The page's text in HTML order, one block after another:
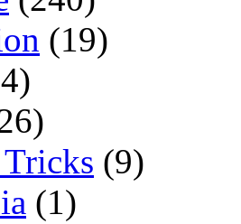
(19)
(9)
(1)